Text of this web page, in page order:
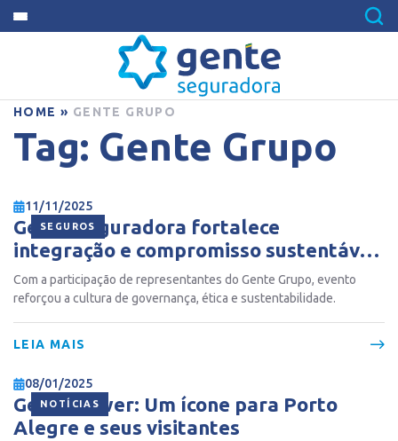
HOME » GENTE GRUPO
Tag: Gente Grupo
SEGUROS
11/11/2025
Gente Seguradora fortalece
integração e compromisso sustentável
no Encontro de Governança 2025
Com a participação de representantes do Gente Grupo, evento
reforçou a cultura de governança, ética e sustentabilidade.
LEIA MAIS
NOTÍCIAS
08/01/2025
Gente Tower: Um ícone para Porto
Alegre e seus visitantes